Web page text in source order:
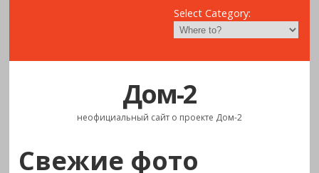
Select Category:
Дом-2
неофициальный сайт о проекте Дом-2
Свежие фото